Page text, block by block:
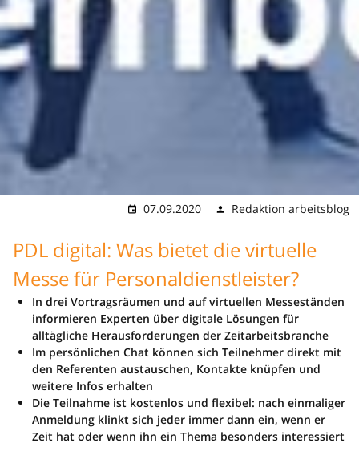
07.09.2020 Redaktion arbeitsblog
PDL digital: Was bietet die virtuelle
Messe für Personaldienstleister?
In drei Vortragsräumen und auf virtuellen Messeständen
informieren Experten über digitale Lösungen für
alltägliche Herausforderungen der Zeitarbeitsbranche
Im persönlichen Chat können sich Teilnehmer direkt mit
den Referenten austauschen, Kontakte knüpfen und
weitere Infos erhalten
Die Teilnahme ist kostenlos und flexibel: nach einmaliger
Anmeldung klinkt sich jeder immer dann ein, wenn er
Zeit hat oder wenn ihn ein Thema besonders interessiert